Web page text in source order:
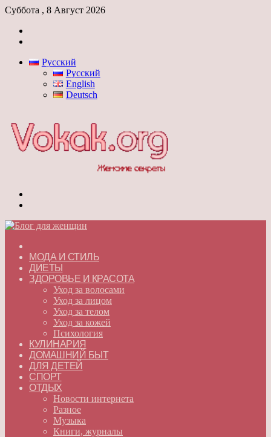
Суббота , 8 Август 2026
Русский
Русский
English
Deutsch
МОДА И СТИЛЬ
ДИЕТЫ
ЗДОРОВЬЕ И КРАСОТА
Уход за волосами
Уход за лицом
Уход за телом
Уход за кожей
Психология
КУЛИНАРИЯ
ДОМАШНИЙ БЫТ
ДЛЯ ДЕТЕЙ
СПОРТ
ОТДЫХ
Новости интернета
Разное
Музыка
Книги, журналы